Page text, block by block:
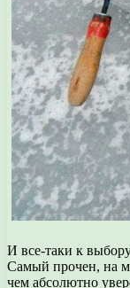
И все-таки к
Самый прочен, на
чем абсолютно